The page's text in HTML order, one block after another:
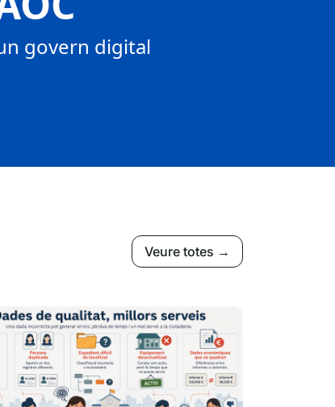
govern digital
Veure totes →